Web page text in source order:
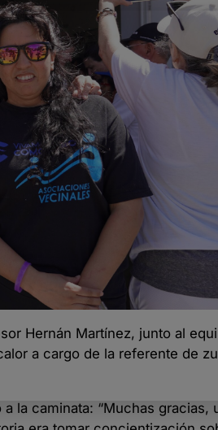
Hernán Martínez, junto al
a cargo de la referente de
la caminata: “Muchas gracias,